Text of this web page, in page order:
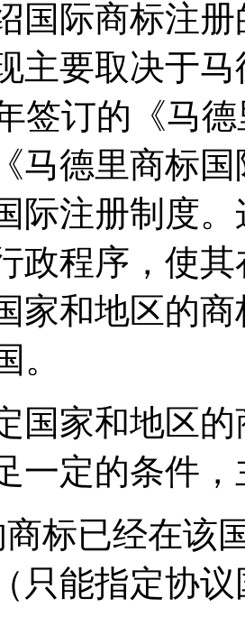
国际商标注
主要取决于
签订的《马
马德里商标
际注册制度
政程序，使
家和地区的
。
国家和地区
一定的条件
标已经在该
只能指定协议